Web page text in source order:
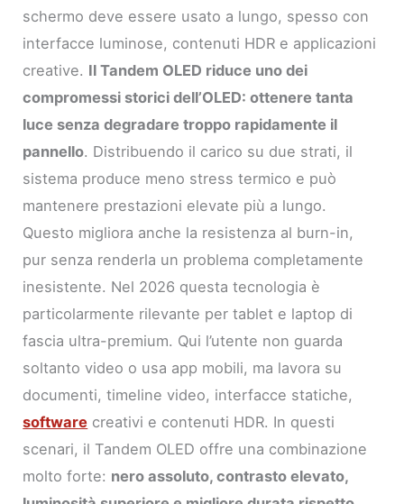
schermo deve essere usato a lungo, spesso con
interfacce luminose, contenuti HDR e applicazioni
creative. Il Tandem OLED riduce uno dei
compromessi storici dell’OLED: ottenere tanta
luce senza degradare troppo rapidamente il
pannello. Distribuendo il carico su due strati, il
sistema produce meno stress termico e può
mantenere prestazioni elevate più a lungo.
Questo migliora anche la resistenza al burn-in,
pur senza renderla un problema completamente
inesistente. Nel 2026 questa tecnologia è
particolarmente rilevante per tablet e laptop di
fascia ultra-premium. Qui l’utente non guarda
soltanto video o usa app mobili, ma lavora su
documenti, timeline video, interfacce statiche,
software creativi e contenuti HDR. In questi
scenari, il Tandem OLED offre una combinazione
molto forte: nero assoluto, contrasto elevato,